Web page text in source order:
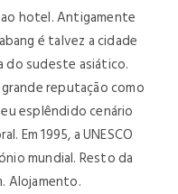
hotel. Antigamente
é talvez a cidade
do sudeste asiático.
reputação como
esplêndido cenário
Em 1995, a UNESCO
mundial. Resto da
Alojamento.